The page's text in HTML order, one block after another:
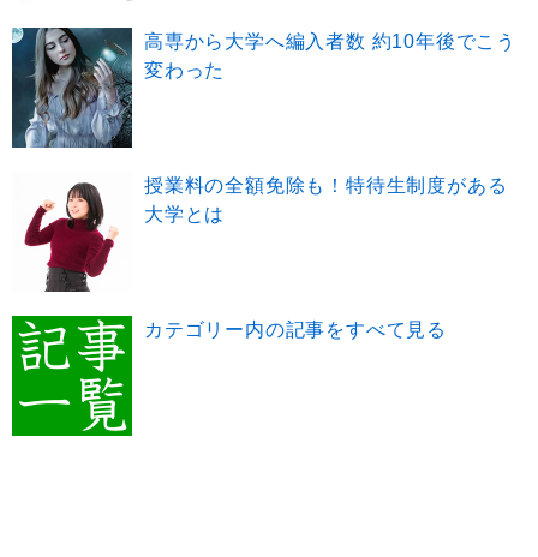
高専から大学へ編入者数 約10年後でこう
変わった
授業料の全額免除も！特待生制度がある
大学とは
カテゴリー内の記事をすべて見る